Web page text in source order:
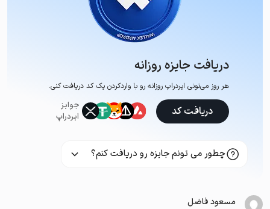
دریافت جایزه روزانه
هر روز می‌تونی ایردراپ روزانه رو با وارد‌کردن یک کد دریافت کنی.
جوایز
ایردراپ
دریافت کد
چطور می تونم جایزه رو دریافت کنم؟
مسعود فاضل